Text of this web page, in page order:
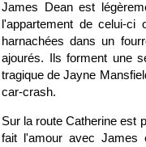
James Dean est
l'appartement de celui-
harnachées dans un
ajourés. Ils forment une
tragique de Jayne
car-crash.
Sur la route Catherine est
fait l'amour avec James